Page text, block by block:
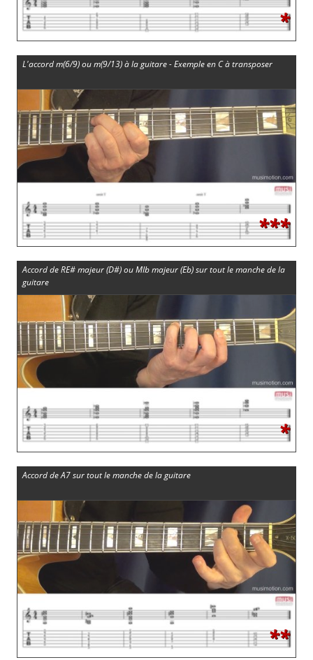
*
L'accord m(6/9) ou m(9/13) à la guitare - Exemple en C à transposer
***
Accord de RE# majeur (D#) ou MIb majeur (Eb) sur tout le manche de la
guitare
*
Accord de A7 sur tout le manche de la guitare
**